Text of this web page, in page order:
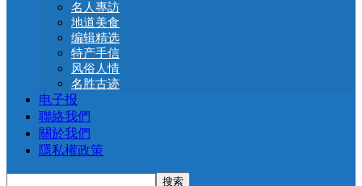
名人專訪
地道美食
编辑精选
特产手信
风俗人情
名胜古迹
电子报
聯絡我們
關於我們
隱私權政策